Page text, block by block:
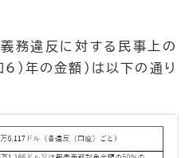
務違反に対する民事上の
）年の金額）は以下の通り